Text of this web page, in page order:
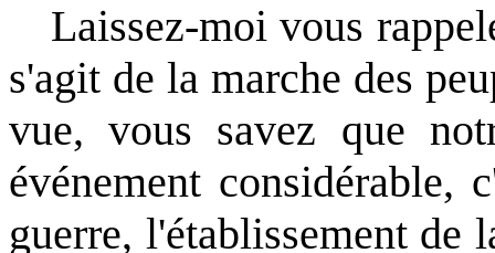
Laissez-moi vous
s'agit de la marche des
vue, vous savez que
événement considérable,
guerre, l'établissement de